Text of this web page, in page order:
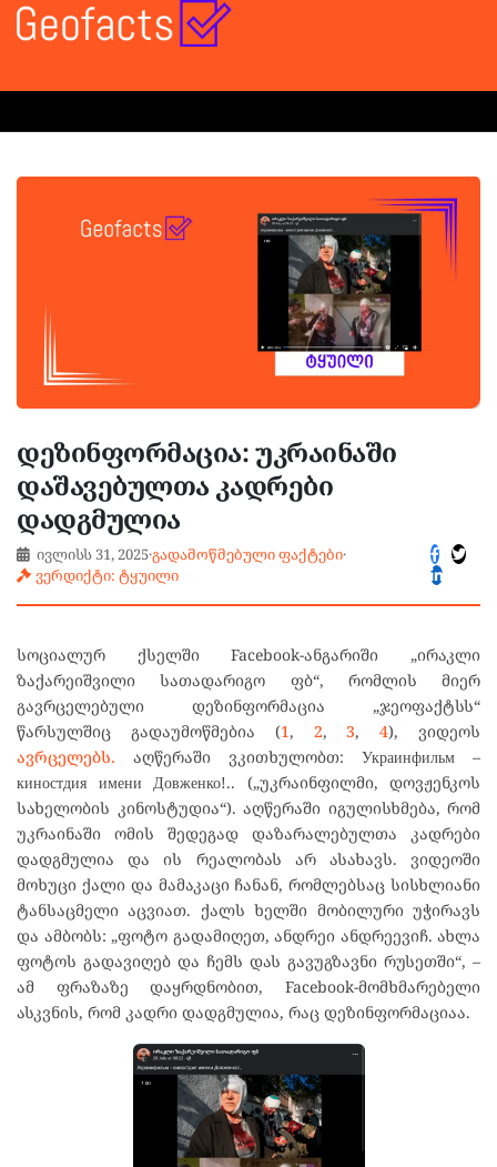
დეზინფორმაცია: უკრაინაში
დაშავებულთა კადრები
დადგმულია
ივლისს 31, 2025·გადამოწმებული ფაქტები·
ვერდიქტი: ტყუილი
სოციალურ ქსელში Facebook-ანგარიში „ირაკლი
ზაქარეიშვილი სათადარიგო ფბ“, რომლის მიერ
გავრცელებული დეზინფორმაცია „ჯეოფაქტსს“
წარსულშიც გადაუმოწმებია (1, 2,3,4), ვიდეოს
ავრცელებს. აღწერაში ვკითხულობთ: Украинфильм –
киностдия имени Довженко!.. („უკრაინფილმი, დოვჟენკოს
სახელობის კინოსტუდია“). აღწერაში იგულისხმება, რომ
უკრაინაში ომის შედეგად დაზარალებულთა კადრები
დადგმულია და ის რეალობას არ ასახავს. ვიდეოში
მოხუცი ქალი და მამაკაცი ჩანან, რომლებსაც სისხლიანი
ტანსაცმელი აცვიათ. ქალს ხელში მობილური უჭირავს
და ამბობს: „ფოტო გადამიღეთ, ანდრეი ანდრეევიჩ. ახლა
ფოტოს გადავიღებ და ჩემს დას გავუგზავნი რუსეთში“, –
ამ ფრაზაზე დაყრდნობით, Facebook-მომხმარებელი
ასკვნის, რომ კადრი დადგმულია, რაც დეზინფორმაციაა.